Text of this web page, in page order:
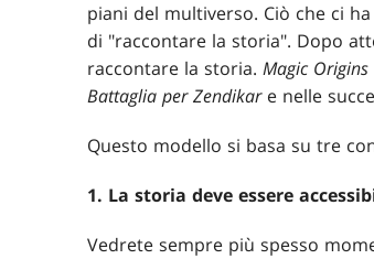
piani del multiverso. Ciò che ci
di "raccontare la storia". Dopo
raccontare la storia. Magic Origins
Battaglia per Zendikare nelle
Questo modello si basa su tre
1. La storia deve essere
Vedrete sempre più spesso